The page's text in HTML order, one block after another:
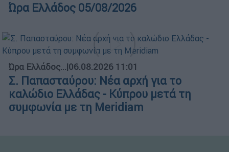
Ώρα Ελλάδος 05/08/2026
Ώρα Ελλάδος...|06.08.2026 11:01
Σ. Παπασταύρου: Νέα αρχή για το
καλώδιο Ελλάδας - Κύπρου μετά τη
συμφωνία με τη Meridiam